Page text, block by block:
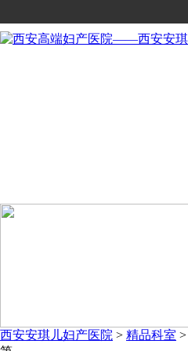
西安安琪儿妇产医院 > 精品科室 >